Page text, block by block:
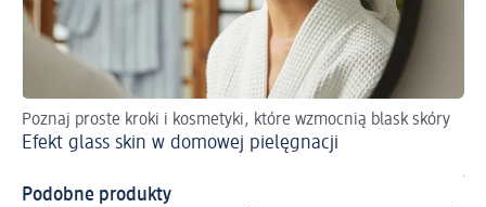
Poznaj proste kroki i kosmetyki, które wzmocnią blask skóry
Efekt glass skin w domowej pielęgnacji
Podobne produkty